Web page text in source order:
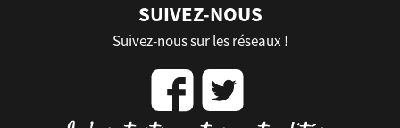
SUIVEZ-NOUS
Suivez-nous sur les réseaux !